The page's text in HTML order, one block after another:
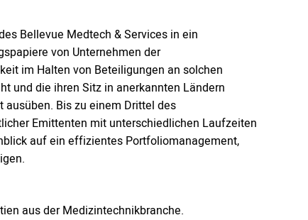
Bellevue Medtech & Services in ein
von Unternehmen der
im Halten von Beteiligungen an solchen
und die ihren Sitz in anerkannten Ländern
Bis zu einem Drittel des
Emittenten mit unterschiedlichen Laufzeiten
auf ein effizientes Portfoliomanagement,
aus der Medizintechnikbranche.